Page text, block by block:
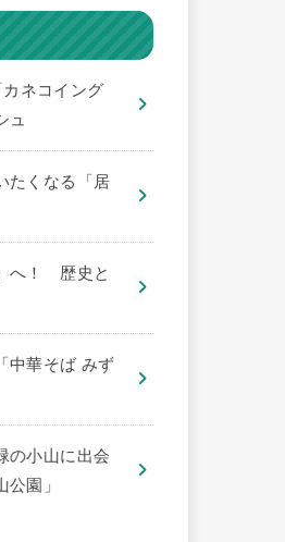
ネコイング
ュ
たくなる「居
へ！ 歴史と
中華そば みず
の小山に出会
園」